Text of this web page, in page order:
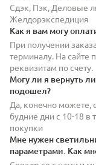
Сдэк, Пэк, Деловые
Желдорэкспедиция
Как я вам могу
При получении
терминалу. На сайте
реквизитам по счету.
Могу ли я вернуть
подошел?
Да, конечно можете,
будние дни с 10-18 в
покупки
Мне нужен
параметрами. Как